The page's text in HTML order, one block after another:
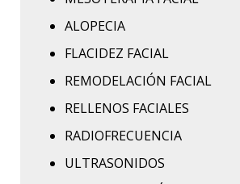
ALOPECIA
FLACIDEZ FACIAL
REMODELACIÓN FACIAL
RELLENOS FACIALES
RADIOFRECUENCIA
ULTRASONIDOS